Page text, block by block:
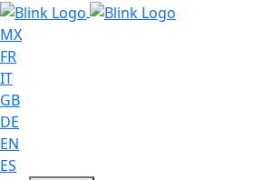
MX
FR
IT
GB
DE
EN
ES